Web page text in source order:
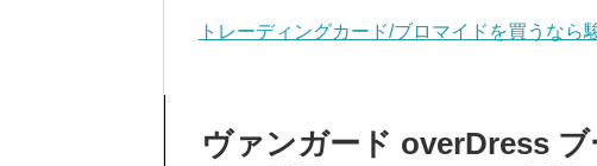
トレーディングカード/ブロマイドを買うなら
ヴァンガード overDress